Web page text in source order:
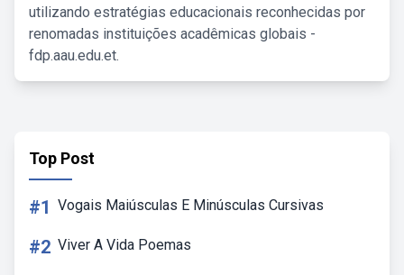
utilizando estratégias educacionais reconhecidas por
renomadas instituições acadêmicas globais -
fdp.aau.edu.et.
Top Post
#1 Vogais Maiúsculas E Minúsculas Cursivas
#2 Viver A Vida Poemas